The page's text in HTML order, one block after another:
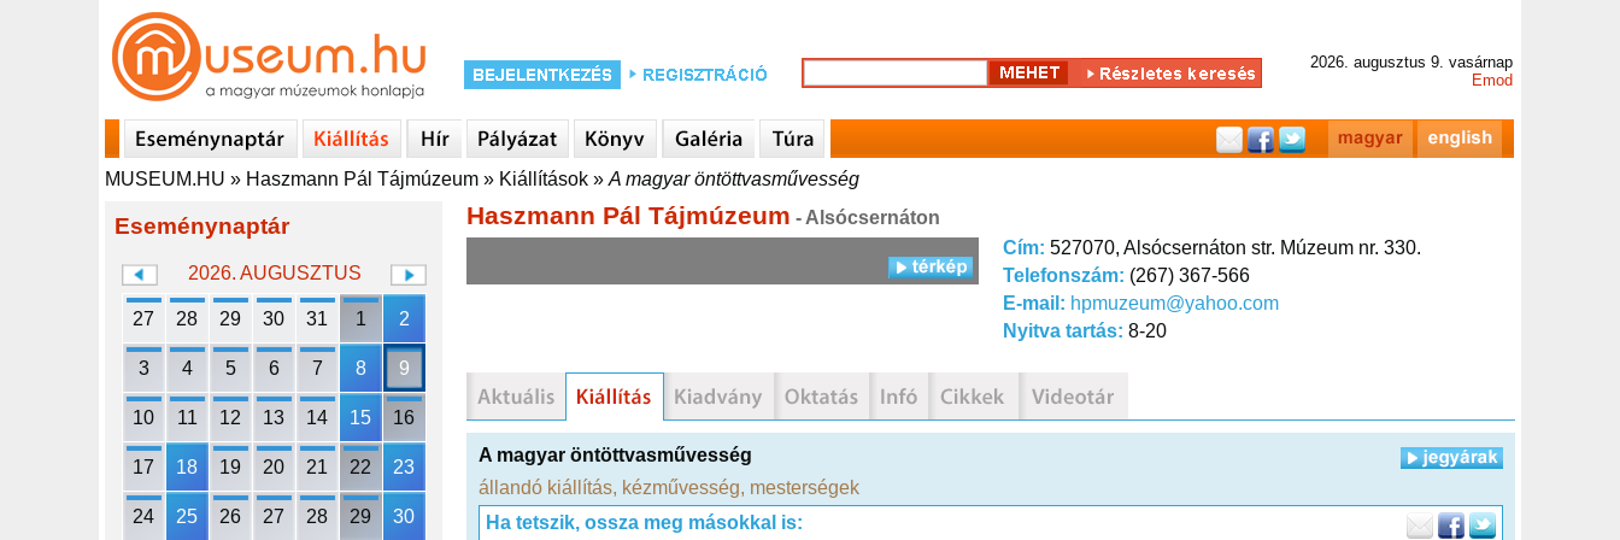
2026. augusztus 9. vasárnap
Emod
MUSEUM.HU » Haszmann Pál Tájmúzeum » Kiállítások » A magyar öntöttvasművesség
Eseménynaptár
2026. AUGUSZTUS
27 28 29 30 31 1 2
3 4 5 6 7 8 9
10 11 12 13 14 15 16
17 18 19 20 21 22 23
24 25 26 27 28 29 30
Haszmann Pál Tájmúzeum - Alsócsernáton
Cím: 527070, Alsócsernáton str. Múzeum nr. 330.
Telefonszám: (267) 367-566
E-mail: hpmuzeum@yahoo.com
Nyitva tartás: 8-20
A magyar öntöttvasművesség
állandó kiállítás, kézművesség, mesterségek
Ha tetszik, ossza meg másokkal is: